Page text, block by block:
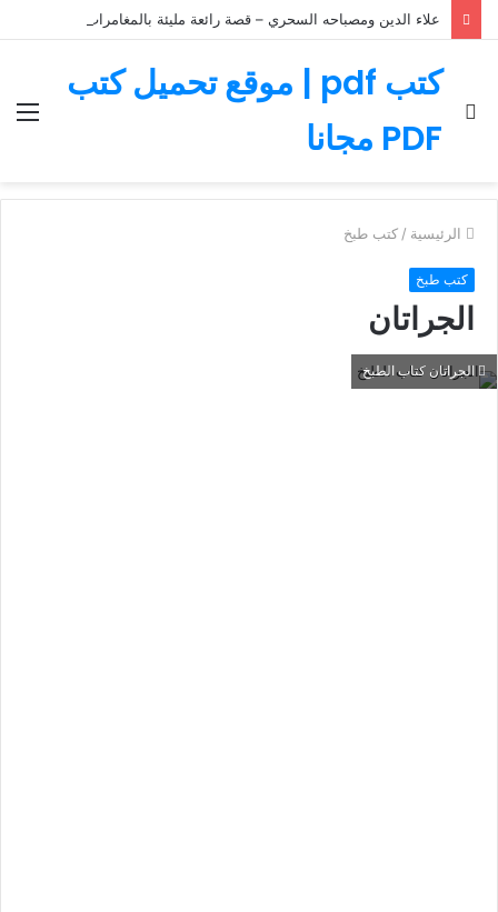
علاء الدين ومصباحه السحري – قصة رائعة مليئة بالمغامرات
كتب pdf | موقع تحميل كتب
PDF مجاناعن
الرئيسية / كتب طبخ
كتب طبخ
الجراتان
الجراتان كتاب الطبخ